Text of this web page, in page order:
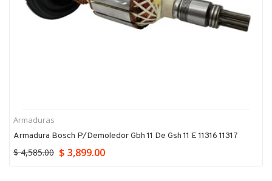
Armaduras
Armadura Bosch P/demoledor Gbh 11 De Gsh 11 E 11316 11317
$ 4,585.00 $ 3,899.00